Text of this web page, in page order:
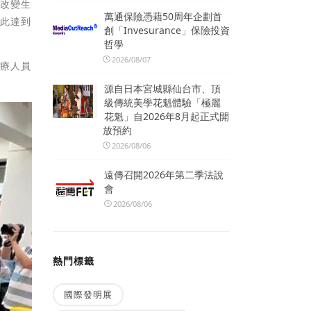
變生
達到
人員
萬通保險憑藉50周年企劃首
創「Invesurance」保險投資
哲學
2026/08/07
源自日本宮城縣仙台市、頂
級傳統美學花魁體驗「極麗
花魁」自2026年8月起正式開
放預約
2026/08/06
遠傳召開2026年第二季法說
會
2026/08/06
熱門標籤
國際發明展